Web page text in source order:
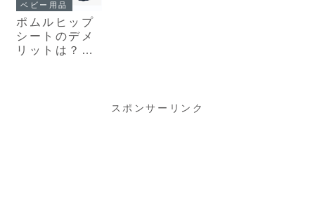
ベビー用品
ポムルヒップ
シートのデメ
リットは？気
スポンサーリンク